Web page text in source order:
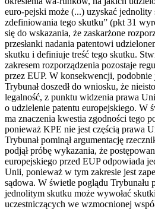
euro-pejski może (...) uzyskać
zdefiniowania tego skutku” (pkt 31
się do wskazania, że zaskarżone
przesłanki nadania patentowi
skutku i definiuje treść tego skutku.
zakresem rozporządzenia pozostaje
przez EUP. W konsekwencji, podobnie
Trybunał doszedł do wniosku, że
legalność, z punktu widzenia prawa
o udzielenie patentu europejskiego. W
ma znaczenia kwestia zgodności tego
ponieważ KPE nie jest częścią prawa
Trybunał pominął argumentację
podjął próbę wykazania, że
europejskiego przed EUP odpowiada
Unii, ponieważ w tym zakresie jest
sądowa. W świetle poglądu Trybunału
jednolitym skutku może wywołać
uczestniczących we wzmocnionej